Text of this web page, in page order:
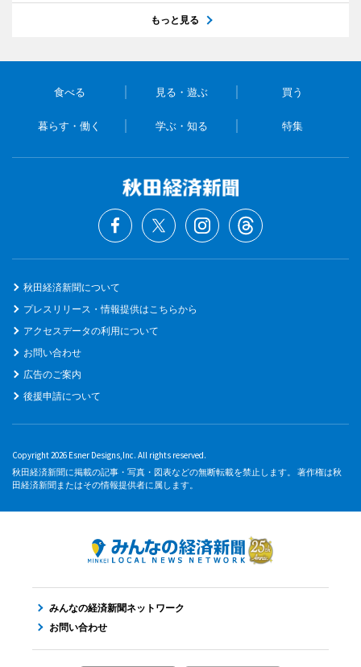
もっと見る
食べる 見る・遊ぶ 買う
暮らす・働く 学ぶ・知る 特集
秋田経済新聞について
プレスリリース・情報提供はこちらから
アクセスデータの利用について
お問い合わせ
広告のご案内
後援申請について
Copyright 2026 Esner Designs,Inc. All rights reserved.
秋田経済新聞に掲載の記事・写真・図表などの無断転載を禁止します。 著作権は秋
田経済新聞またはその情報提供者に属します。
みんなの経済新聞ネットワーク
お問い合わせ